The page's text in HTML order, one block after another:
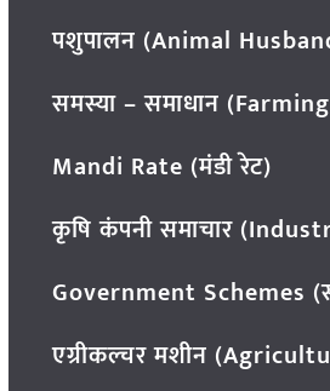
पशुपालन (Animal
समस्या – समाधान
Mandi Rate (मंडी रेट)
कृषि कंपनी समाचार
Government Schemes
एग्रीकल्चर मशीन